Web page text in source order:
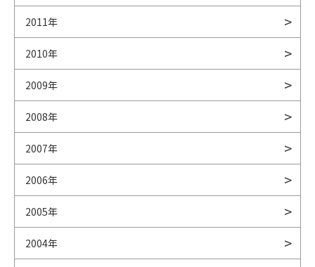
2011年
2010年
2009年
2008年
2007年
2006年
2005年
2004年